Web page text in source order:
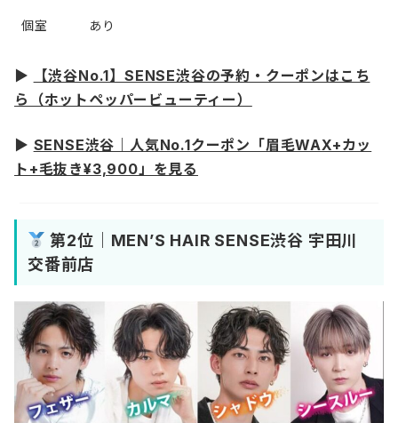
個室 あり
▶
【渋谷No.1】SENSE渋谷の予約・クーポンはこち
ら（ホットペッパービューティー）
▶ SENSE渋谷｜人気No.1クーポン「眉毛WAX+カッ
ト+毛抜き¥3,900」を見る
第2位｜MEN’S HAIR SENSE渋谷 宇田川
交番前店